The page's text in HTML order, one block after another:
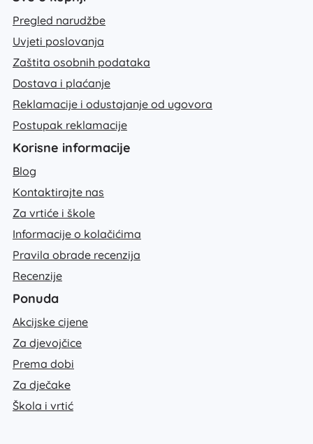
Pregled narudžbe
Uvjeti poslovanja
Zaštita osobnih podataka
Dostava i plaćanje
Reklamacije i odustajanje od ugovora
Postupak reklamacije
Korisne informacije
Blog
Kontaktirajte nas
Za vrtiće i škole
Informacije o kolačićima
Pravila obrade recenzija
Recenzije
Ponuda
Akcijske cijene
Za djevojčice
Prema dobi
Za dječake
Škola i vrtić